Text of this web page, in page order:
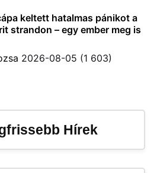
keltett hatalmas pánikot a
strandon – egy ember meg is
2026-08-05 (1 603)
Hírek